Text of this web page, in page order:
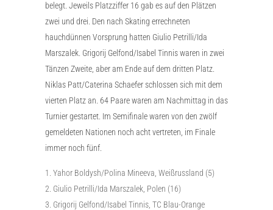
belegt. Jeweils Platzziffer 16 gab es auf den Plätzen
zwei und drei. Den nach Skating errechneten
hauchdünnen Vorsprung hatten Giulio Petrilli/Ida
Marszalek. Grigorij Gelfond/Isabel Tinnis waren in zwei
Tänzen Zweite, aber am Ende auf dem dritten Platz.
Niklas Patt/Caterina Schaefer schlossen sich mit dem
vierten Platz an. 64 Paare waren am Nachmittag in das
Turnier gestartet. Im Semifinale waren von den zwölf
gemeldeten Nationen noch acht vertreten, im Finale
immer noch fünf.
Yahor Boldysh/Polina Mineeva, Weißrussland (5)
Giulio Petrilli/Ida Marszalek, Polen (16)
Grigorij Gelfond/Isabel Tinnis, TC Blau-Orange